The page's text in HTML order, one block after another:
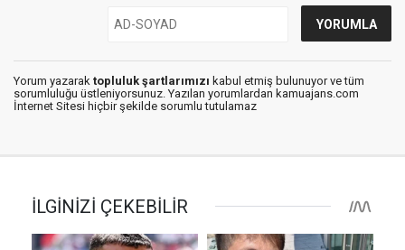
Yorum yazarak topluluk şartlarımızı kabul etmiş bulunuyor ve tüm
sorumluluğu üstleniyorsunuz. Yazılan yorumlardan kamuajans.com
İnternet Sitesi hiçbir şekilde sorumlu tutulamaz